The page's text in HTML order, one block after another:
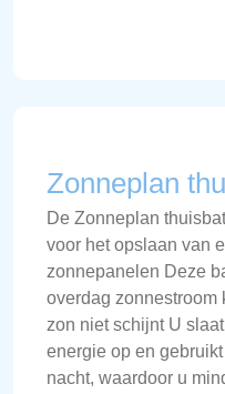
Zonneplan
De Zonneplan
voor het opslaan van
zonnepanelen Deze
overdag zonnestroom
zon niet schijnt U
energie op en
nacht, waardoor u